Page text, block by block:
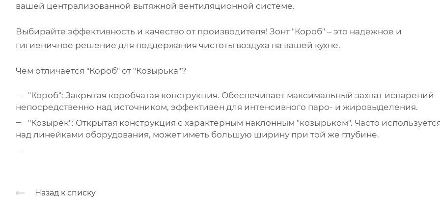
вашей централизованной вытяжной вентиляционной системе.
Выбирайте эффективность и качество от производителя! Зонт "Короб" – это надежное и
гигиеничное решение для поддержания чистоты воздуха на вашей кухне.
Чем отличается "Короб" от "Козырька"?
"Короб": Закрытая коробчатая конструкция. Обеспечивает максимальный захват испарений
непосредственно над источником, эффективен для интенсивного паро- и жировыделения.
"Козырёк": Открытая конструкция с характерным наклонным "козырьком". Часто
над линейками оборудования, может иметь большую ширину при той же глубине.
Назад к списку